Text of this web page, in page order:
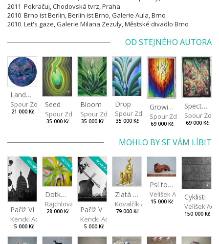
2011 Pokračuj, Chodovská tvrz, Praha
2010 Brno ist Berlin, Berlin ist Brno, Galerie Aula, Brno
2010 Let's gaze, Galerie Milana Zezuly,Městské divadlo Brno
OD STEJNÉHO AUTORA
Landscape
Spour Zdeněk
21 000 Kč
Seed
Spour Zdeněk
35 000 Kč
Bloom
Spour Zdeněk
35 000 Kč
Drop
Spour Zdeněk
35 000 Kč
Growing
Spour Zdeněk
69 000 Kč
Spectrum
Spour
69 000 Kč
MOHLO BY SE VÁM LÍBIT
NOVINKA
Paříž VI
Kencki Adam
5 000 Kč
NOVINKA
Dotkneš-li se na správném místě
Rajchlová Alžběta
28 000 Kč
NOVINKA
Paříž V
Kencki Adam
5 000 Kč
Zlatá máma
Kovalčík Adam
79 000 Kč
Psí torzo
Velíšek Adam
15 000 Kč
Cyklisti
Velíšek
150 000 Kč